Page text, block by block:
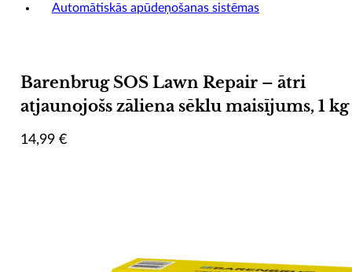
Automātiskās apūdeņošanas sistēmas
Barenbrug SOS Lawn Repair – ātri
atjaunojošs zāliena sēklu maisījums, 1 kg
14,99 €